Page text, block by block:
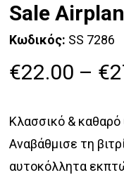
Sale
Κωδικός: SS 7286
€22.00 – €
Κλασσικό &
Αναβάθμισε τη
αυτοκόλλητα